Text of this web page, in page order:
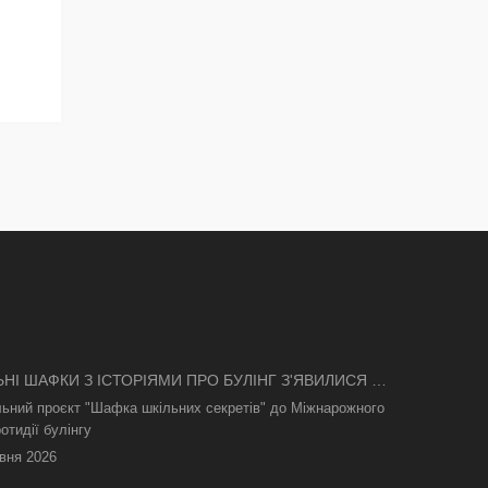
ШАФКИ З ІСТОРІЯМИ ПРО БУЛІНГ З'ЯВИЛИСЯ В
проєкт "Шафка шкільних секретів" до Міжнарожного
булінгу
2026